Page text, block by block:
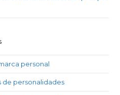
personal
de personalidades